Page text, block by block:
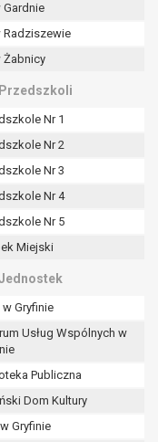
Gardnie
Radziszewie
Żabnicy
Przedszkoli
Nr 1
Nr 2
Nr 3
Nr 4
Nr 5
Miejski
w Gryfinie
Usług Wspólnych w
Publiczna
Dom Kultury
Gryfinie
są